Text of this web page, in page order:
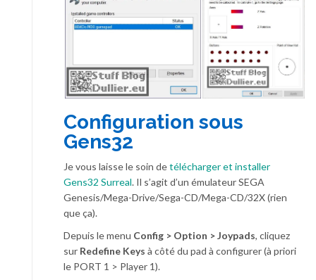
Configuration sous
Gens32
Je vous laisse le soin detélécharger et installer
Gens32 Surreal. Il s’agit d’un émulateur SEGA
Genesis/Mega-Drive/Sega-CD/Mega-CD/32X (rien
que ça).
Depuis le menu Config > Option > Joypads, cliquez
sur Redefine Keys à côté du pad à configurer (à priori
le PORT 1 > Player 1).